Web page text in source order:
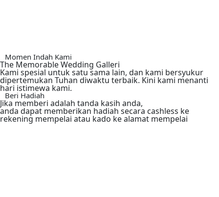
Momen Indah Kami
The Memorable Wedding Galleri
Kami spesial untuk satu sama lain, dan kami bersyukur
dipertemukan Tuhan diwaktu terbaik. Kini kami menanti
hari istimewa kami.
Beri Hadiah
Jika memberi adalah tanda kasih anda,
anda dapat memberikan hadiah secara cashless ke
rekening mempelai atau kado ke alamat mempelai